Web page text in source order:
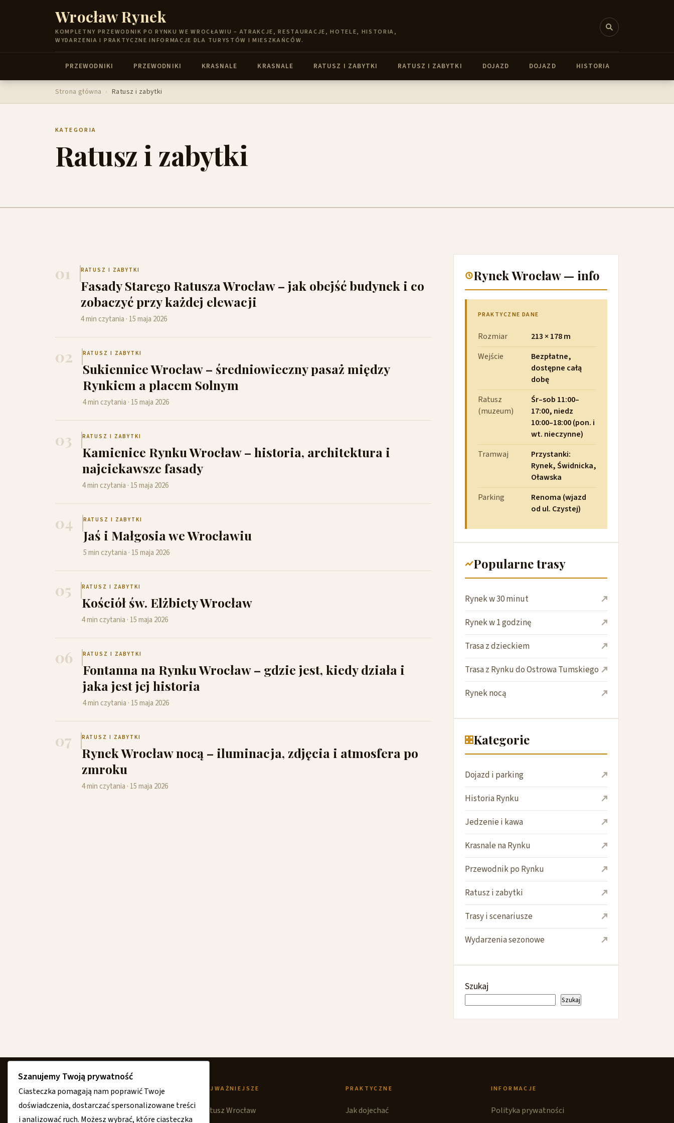
Wrocław Rynek
KOMPLETNY PRZEWODNIK PO RYNKU WE WROCŁAWIU – ATRAKCJE, RESTAURACJE, HOTELE, HISTORIA,
WYDARZENIA I PRAKTYCZNE INFORMACJE DLA TURYSTÓW I MIESZKAŃCÓW.
PRZEWODNIKI PRZEWODNIKI KRASNALE KRASNALE RATUSZ I ZABYTKI RATUSZ I ZABYTKI DOJAZD DOJAZD HISTORIA
Strona główna › Ratusz i zabytki
KATEGORIA
Ratusz i zabytki
01 RATUSZ I ZABYTKI
Fasady Starego Ratusza Wrocław – jak obejść budynek i co
zobaczyć przy każdej elewacji
4 min czytania · 15 maja 2026
02 RATUSZ I ZABYTKI
Sukiennice Wrocław – średniowieczny pasaż między
Rynkiem a placem Solnym
4 min czytania · 15 maja 2026
03 RATUSZ I ZABYTKI
Kamienice Rynku Wrocław – historia, architektura i
najciekawsze fasady
4 min czytania · 15 maja 2026
04 RATUSZ I ZABYTKI
Jaś i Małgosia we Wrocławiu
5 min czytania · 15 maja 2026
05 RATUSZ I ZABYTKI
Kościół św. Elżbiety Wrocław
4 min czytania · 15 maja 2026
06 RATUSZ I ZABYTKI
Fontanna na Rynku Wrocław – gdzie jest, kiedy działa i
jaka jest jej historia
4 min czytania · 15 maja 2026
07 RATUSZ I ZABYTKI
Rynek Wrocław nocą – iluminacja, zdjęcia i atmosfera po
zmroku
4 min czytania · 15 maja 2026
Rynek Wrocław — info
PRAKTYCZNE DANE
Rozmiar
213 × 178 m
Wejście
Bezpłatne,
dostępne całą
dobę
Ratusz
(muzeum)
Śr–sob 11:00–
17:00, niedz
10:00–18:00 (pon. i
wt. nieczynne)
Tramwaj
Przystanki:
Rynek, Świdnicka,
Oławska
Parking
Renoma (wjazd
od ul. Czystej)
Popularne trasy
Rynek w 30 minut
Rynek w 1 godzinę
Trasa z dzieckiem
Trasa z Rynku do Ostrowa Tumskiego
Rynek nocą
Kategorie
Dojazd i parking
Historia Rynku
Jedzenie i kawa
Krasnale na Rynku
Przewodnik po Rynku
Ratusz i zabytki
Trasy i scenariusze
Wydarzenia sezonowe
Szukaj
Szukaj
O SERWISIE
O nas
NAJWAŻNIEJSZE
Ratusz Wrocław
PRAKTYCZNE
Jak dojechać
INFORMACJE
Polityka prywatności
Szanujemy Twoją prywatność
Ciasteczka pomagają nam poprawić Twoje
doświadczenia, dostarczać spersonalizowane treści
i analizować ruch. Możesz wybrać, które ciasteczka